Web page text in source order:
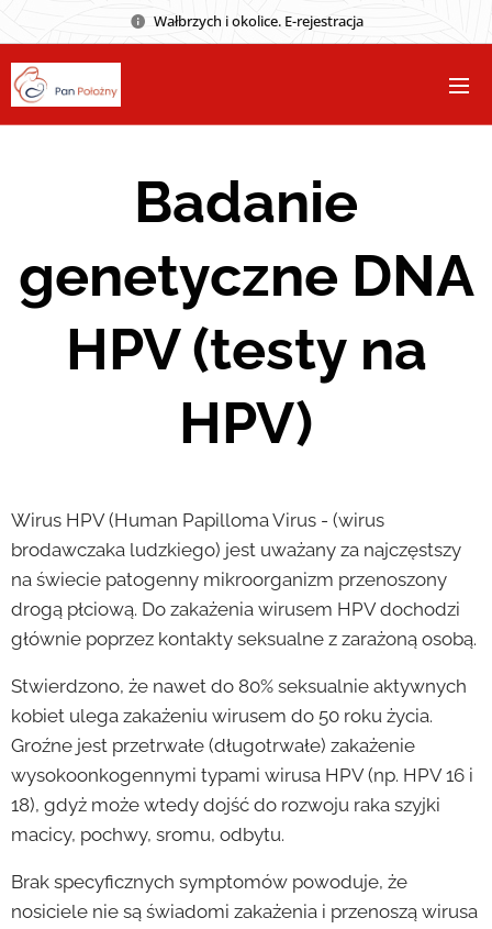
Wałbrzych i okolice. E-rejestracja
Badanie
genetyczne DNA
HPV (testy na
HPV)
Wirus HPV (Human Papilloma Virus - (wirus
brodawczaka ludzkiego) jest uważany za najczęstszy
na świecie patogenny mikroorganizm przenoszony
drogą płciową. Do zakażenia wirusem HPV dochodzi
głównie poprzez kontakty seksualne z zarażoną osobą.
Stwierdzono, że nawet do 80% seksualnie aktywnych
kobiet ulega zakażeniu wirusem do 50 roku życia.
Groźne jest przetrwałe (długotrwałe) zakażenie
wysokoonkogennymi typami wirusa HPV (np. HPV 16 i
18), gdyż może wtedy dojść do rozwoju raka szyjki
macicy, pochwy, sromu, odbytu.
Brak specyficznych symptomów powoduje, że
nosiciele nie są świadomi zakażenia i przenoszą wirusa